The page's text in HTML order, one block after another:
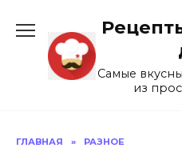
содержанию
Самые
из
ГЛАВНАЯ » РАЗНОЕ